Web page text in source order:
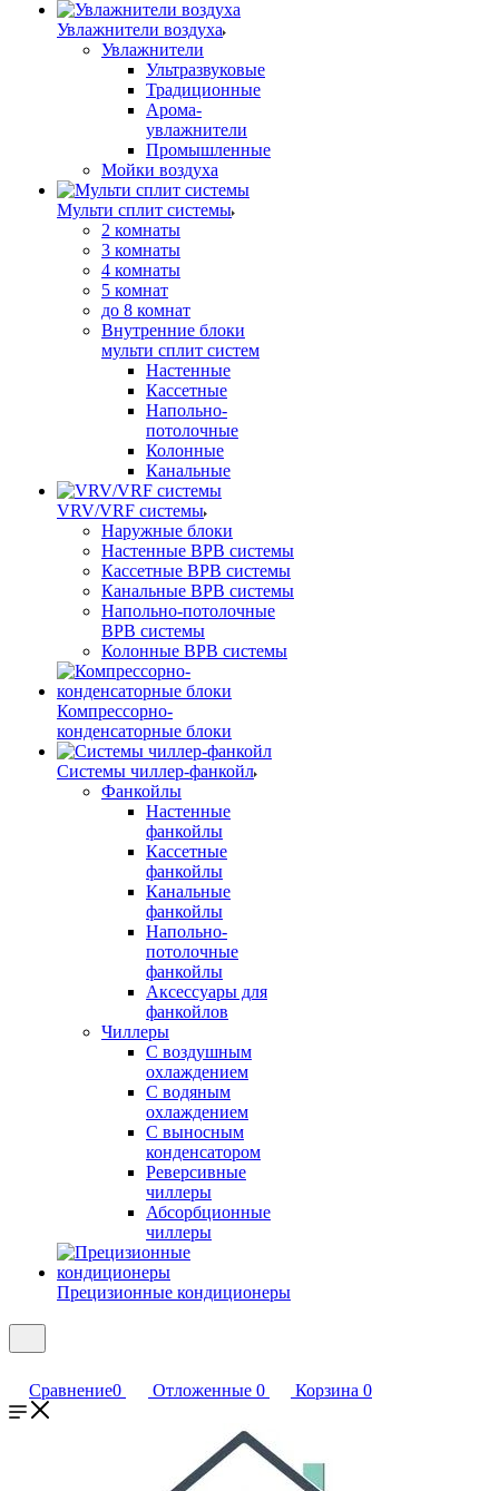
Увлажнители воздуха
Увлажнители
Ультразвуковые
Традиционные
Арома-
увлажнители
Промышленные
Мойки воздуха
Мульти сплит системы
2 комнаты
3 комнаты
4 комнаты
5 комнат
до 8 комнат
Внутренние блоки
мульти сплит систем
Настенные
Кассетные
Напольно-
потолочные
Колонные
Канальные
VRV/VRF системы
Наружные блоки
Настенные ВРВ системы
Кассетные ВРВ системы
Канальные ВРВ системы
Напольно-потолочные
ВРВ системы
Колонные ВРВ системы
Компрессорно-
конденсаторные блоки
Системы чиллер-фанкойл
Фанкойлы
Настенные
фанкойлы
Кассетные
фанкойлы
Канальные
фанкойлы
Напольно-
потолочные
фанкойлы
Аксессуары для
фанкойлов
Чиллеры
С воздушным
охлаждением
С водяным
охлаждением
С выносным
конденсатором
Реверсивные
чиллеры
Абсорбционные
чиллеры
Прецизионные кондиционеры
Сравнение0 Отложенные 0 Корзина 0